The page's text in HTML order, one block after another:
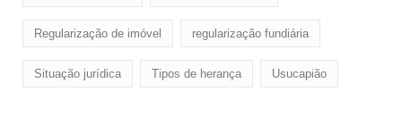
Regularização de imóvel regularização fundiária
Situação jurídica Tipos de herança Usucapião